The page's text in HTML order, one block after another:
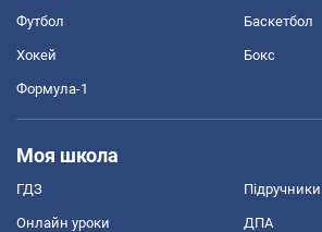
Футбол Баскетбол
Хокей Бокс
Формула-1
Моя школа
ГДЗ Підручники
Онлайн уроки ДПА